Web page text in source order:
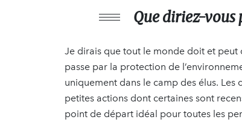
Que diriez-
Je dirais que tout le monde doit et
passe par la protection de
uniquement dans le camp des élus.
petites actions dont certaines sont
point de départ idéal pour toutes les